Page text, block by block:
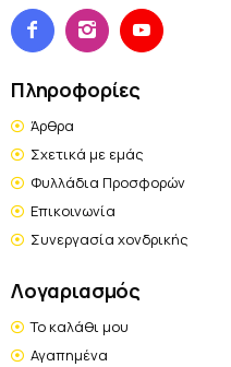
Πληροφορίες
Άρθρα
Σχετικά με εμάς
Φυλλάδια Προσφορών
Επικοινωνία
Συνεργασία χονδρικής
Λογαριασμός
Το καλάθι μου
Αγαπημένα